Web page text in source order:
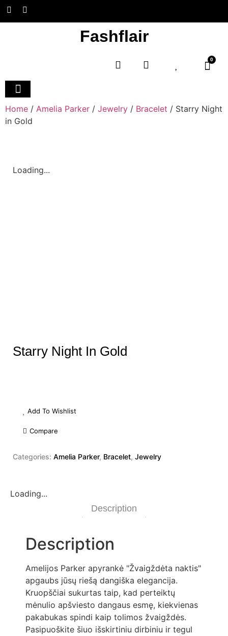
Fashflair
0
Home / Amelia Parker / Jewelry / Bracelet / Starry Night
in Gold
Loading...
Starry Night In Gold
Add To Wishlist
Compare
Categories: Amelia Parker, Bracelet, Jewelry
Loading...
Description
Description
Amelijos Parker apyrankė "Žvaigždėta naktis"
apgaubs jūsų riešą dangiška elegancija.
Kruopščiai sukurtas taip, kad perteiktų
mėnulio apšviesto dangaus esmę, kiekvienas
pakabukas spindi kaip tolimos žvaigždės.
Pasipuoškite šiuo išskirtiniu dirbiniu ir tegul